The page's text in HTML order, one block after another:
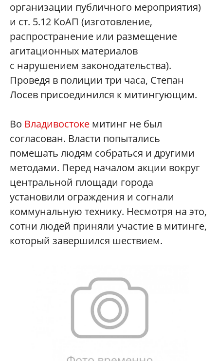
организации публичного мероприятия)
и ст. 5.12 КоАП (изготовление,
распространение или размещение
агитационных материалов
с нарушением законодательства).
Проведя в полиции три часа, Степан
Лосев присоединился к митингующим.
Во Владивостоке митинг не был
согласован. Власти попытались
помешать людям собраться и другими
методами. Перед началом акции вокруг
центральной площади города
установили ограждения и согнали
коммунальную технику. Несмотря на это,
сотни людей приняли участие в митинге,
который завершился шествием.